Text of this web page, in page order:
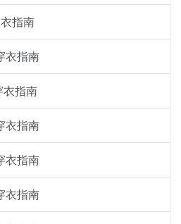
指南
衣指南
衣指南
衣指南
衣指南
衣指南